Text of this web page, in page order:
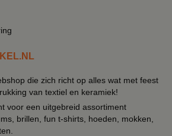
die zich richt op alles wat met feest
van textiel en keramiek!
voor een uitgebreid assortiment
brillen, fun t-shirts, hoeden, mokken,